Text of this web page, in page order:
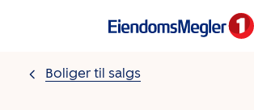
Boliger til salgs